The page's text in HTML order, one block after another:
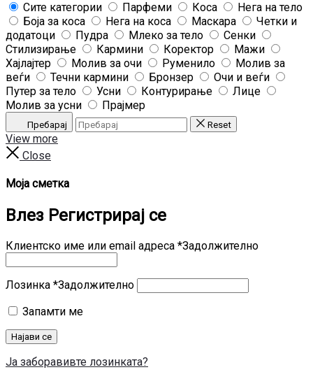
Сите категории Парфеми Коса
Нега на тело
Боја за коса
Нега на коса Маскара
Четки и
додатоци
Пудра Млеко за тело
Сенки
Стилизирање
Кармини Коректор
Мажи
Хајлајтер
Молив за очи Руменило
Молив за
веѓи
Течни кармини Бронзер
Очи и веѓи
Путер за тело
Усни Контурирање
Лице
Молив за усни
Прајмер
Пребарај Reset
View more
Close
Моја сметка
Влез Регистрирај се
Клиентско име или email адреса *Задолжително
Лозинка *Задолжително
Запамти ме
Најави се
Ја заборавивте лозинката?